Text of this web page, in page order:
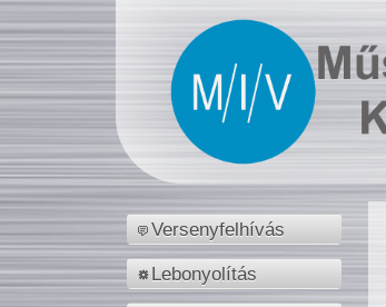
Versenyfelhívás
Lebonyolítás